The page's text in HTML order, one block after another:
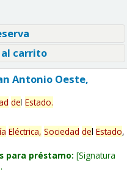
carrito
Antonio Oeste,
del Estado.
Eléctrica, Sociedad del Estado,
para préstamo: Signatura